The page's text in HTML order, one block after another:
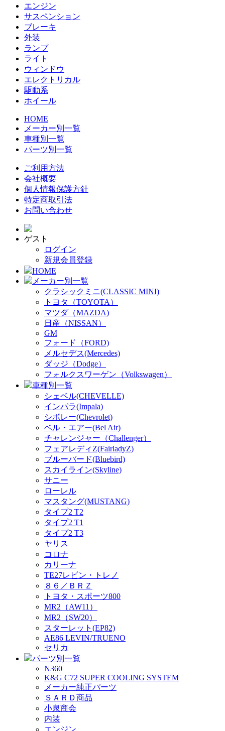
エンジン
サスペンション
ブレーキ
外装
ランプ
ライト
ウィンドウ
エレクトリカル
駆動系
ホイール
HOME
メーカー別一覧
車種別一覧
パーツ別一覧
ご利用方法
会社概要
個人情報保護方針
特定商取引法
お問い合わせ
ゲスト
ログイン
新規会員登録
HOME
メーカー別一覧
クラシックミニ(CLASSIC MINI)
トヨタ（TOYOTA）
マツダ（MAZDA)
日産（NISSAN）
GM
フォード（FORD)
メルセデス(Mercedes)
ダッジ（Dodge）
フォルクスワーゲン（Volkswagen）
車種別一覧
シェベル(CHEVELLE)
インパラ(Impala)
シボレー(Chevrolet)
ベル・エアー(Bel Air)
チャレンジャー（Challenger）
フェアレディZ(FairladyZ)
ブルーバード(Bluebird)
スカイライン(Skyline)
サニー
ローレル
マスタング(MUSTANG)
タイプ2 T2
タイプ2 T1
タイプ2 T3
ヤリス
コロナ
カリーナ
TE27レビン・トレノ
８６／ＢＲＺ
トヨタ・スポーツ800
MR2（AW11）
MR2（SW20）
スターレット(EP82)
AE86 LEVIN/TRUENO
セリカ
パーツ別一覧
N360
K&G C72 SUPER COOLING SYSTEM
メーカー純正パーツ
ＳＡＲＤ商品
小泉商会
内装
エンジン